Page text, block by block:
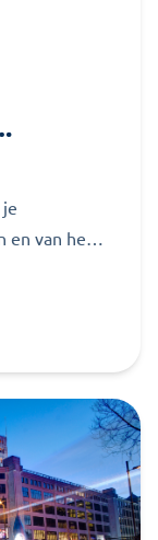
een
en van het